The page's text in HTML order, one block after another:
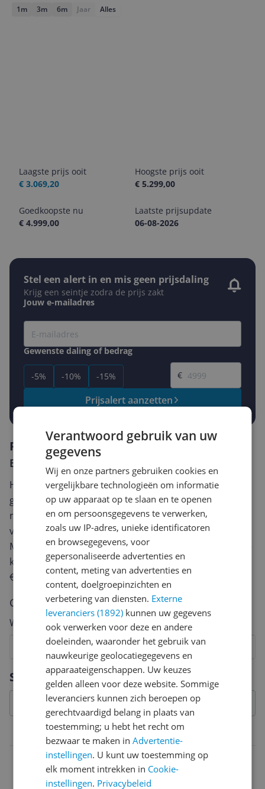
1m 3m 6m Jaar Alles
Laagste prijs ooit
€ 3.069,20
Hoogste prijs ooit
€ 5.299,00
Goedkoopste nu
€ 4.999,00
Laatste prijsupdate
06-08-2026
Stel een alert in en mis geen prijsdaling
Krijg een seintje zodra de prijs zakt
Jouw e-mailadres
Gewenste daling of bedrag
-5% -10% -15%
Gewenste prijs
€
Prijsalert aanzetten
Specificaties
Aansluitingen
DVI-D Dual Link aansluiting
Reviews
Er zijn nog geen reviews geschreven
Heb jij dit product in bezit en wil je graag je mening
geven? Start dan hieronder met het schrijven van je
review. Afhankelijk van de details duurt het schrijven
van een review gemiddeld tussen de 3 en 10 minuten.
Met jouw mening help je andere bezoekers een betere
keuze te maken én maak je iedere maand kans op
€250,-!
Klik hier voor de actievoorwaarden.
Cijfer
Welk cijfer geef jij dit product?
8
7
6
5
4
3
2
Vraag 1 van 4
Verantwoord gebruik van uw
gegevens
Wij en onze partners gebruiken cookies en
vergelijkbare technologieën om informatie
op uw apparaat op te slaan en te openen
en om persoonsgegevens te verwerken,
zoals uw IP-adres, unieke identificatoren
en browsegegevens, voor
gepersonaliseerde advertenties en
content, meting van advertenties en
content, doelgroepinzichten en
verbetering van diensten. Externe
leveranciers (1892) kunnen uw gegevens
ook verwerken voor deze en andere
doeleinden, waaronder het gebruik van
nauwkeurige geolocatiegegevens en
apparaateigenschappen. Uw keuzes
gelden alleen voor deze website. Sommige
leveranciers kunnen zich beroepen op
gerechtvaardigd belang in plaats van
toestemming; u hebt het recht om
bezwaar te maken inAdvertentie-
instellingen. U kunt uw toestemming op
elk moment intrekken in Cookie-
instellingen. Privacybeleid